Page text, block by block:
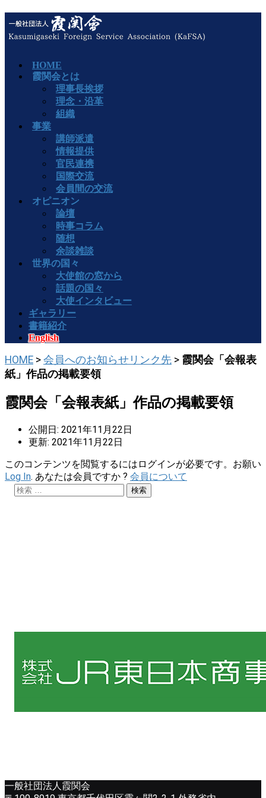
HOME
霞関会とは
理事長挨拶
理念・沿革
組織
事業
講師派遣
情報提供
官民連携
国際交流
会員間の交流
オピニオン
論壇
時事コラム
随想
余談雑談
世界の国々
大使館の窓から
話題の国々
大使インタビュー
ギャラリー
書籍紹介
English
HOME > 会員へのお知らせリンク先 > 霞関会「会報表
紙」作品の掲載要領
霞関会「会報表紙」作品の掲載要領
公開日: 2021年11月22日
更新: 2021年11月22日
このコンテンツを閲覧するにはログインが必要です。お願い
Log In. あなたは会員ですか ? 会員について
検
一般社団法人霞関会